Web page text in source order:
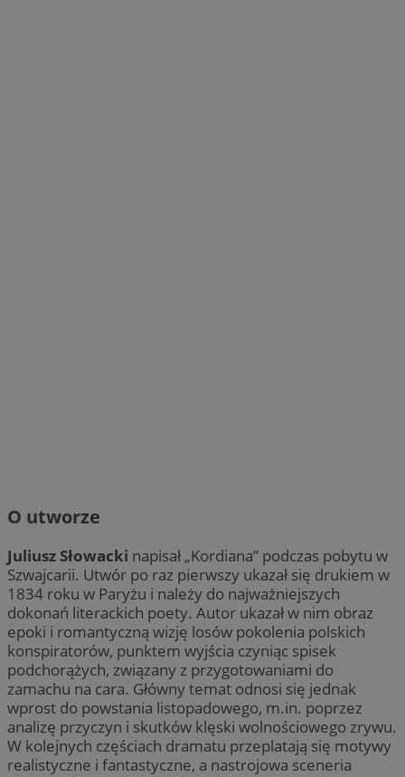
O utworze
Juliusz Słowacki napisał „Kordiana” podczas pobytu w
Szwajcarii. Utwór po raz pierwszy ukazał się drukiem w
1834 roku w Paryżu i należy do najważniejszych
dokonań literackich poety. Autor ukazał w nim obraz
epoki i romantyczną wizję losów pokolenia polskich
konspiratorów, punktem wyjścia czyniąc spisek
podchorążych, związany z przygotowaniami do
zamachu na cara. Główny temat odnosi się jednak
wprost do powstania listopadowego, m.in. poprzez
analizę przyczyn i skutków klęski wolnościowego zrywu.
W kolejnych częściach dramatu przeplatają się motywy
realistyczne i fantastyczne, a nastrojowa sceneria